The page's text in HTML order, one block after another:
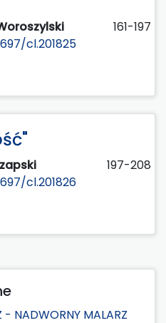
161-197
cl.201825
197-208
cl.201826
- NADWORNY MALARZ